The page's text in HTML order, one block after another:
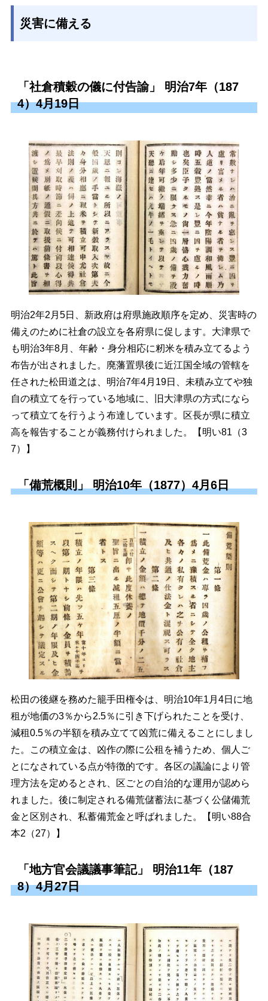
災害に備える
「社倉積穀の儀に付告諭」 明治7年（187
4）4月19日
明治2年2月5日、新政府は府県施政順序を定め、災害時の
備えのために社倉の設立を各府県に促します。大津県で
も明治3年8月、年齢・身分相応に籾米を積み立てるよう
布告が出されました。廃藩置県後に近江国全域の管轄を
任された松田道之は、明治7年4月19日、未積み立てや独
自の積立てを行っている地域に、旧大津県の方式になら
って積立てを行うよう布達しています。区長が県に積立
高を報告することが義務付けられました。【明い81（3
7）】
「備荒概則」 明治10年（1877）4月6日
松田の後継を務めた籠手田権令は、明治10年1月4日に地
租が地価の3％から2.5％に引き下げられたことを受け、
減租0.5％の半額を積み立てて凶荒に備えることにしまし
た。この積立金は、凶作の際に公租を補うため、個人ご
とになされている点が特徴的です。各区の議論により管
理方法を定めるとされ、区ごとの自治的な運用が認めら
れました。後に制定される備荒儲蓄法に基づく公儲備荒
金と区別され、私蓄備荒金と呼ばれました。【明い88合
本2（27）】
「地方官会議議事筆記」 明治11年（187
8）4月27日